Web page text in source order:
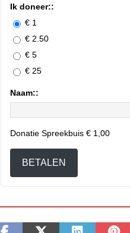
Ik doneer::
€ 1
€ 2.50
€ 5
€ 25
Naam::
Donatie Spreekbuis € 1,00
BETALEN